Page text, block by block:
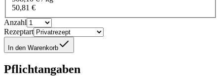
50,81 €
Anzahl
Rezeptart
In den Warenkorb
Pflichtangaben